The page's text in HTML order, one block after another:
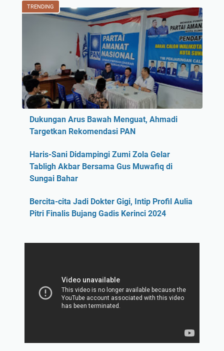
TRENDING
Dukungan Arus Bawah Menguat, Ahmadi
Targetkan Rekomendasi PAN
Haris-Sani Didampingi Zumi Zola Gelar
Tabligh Akbar Bersama Gus Muwafiq di
Sungai Bahar
Bercita-cita Jadi Dokter Gigi, Intip Profil Aulia
Pitri Finalis Bujang Gadis Kerinci 2024